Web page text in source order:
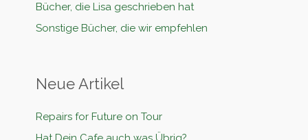
Bücher, die Lisa geschrieben hat
Sonstige Bücher, die wir empfehlen
Neue Artikel
Repairs for Future on Tour